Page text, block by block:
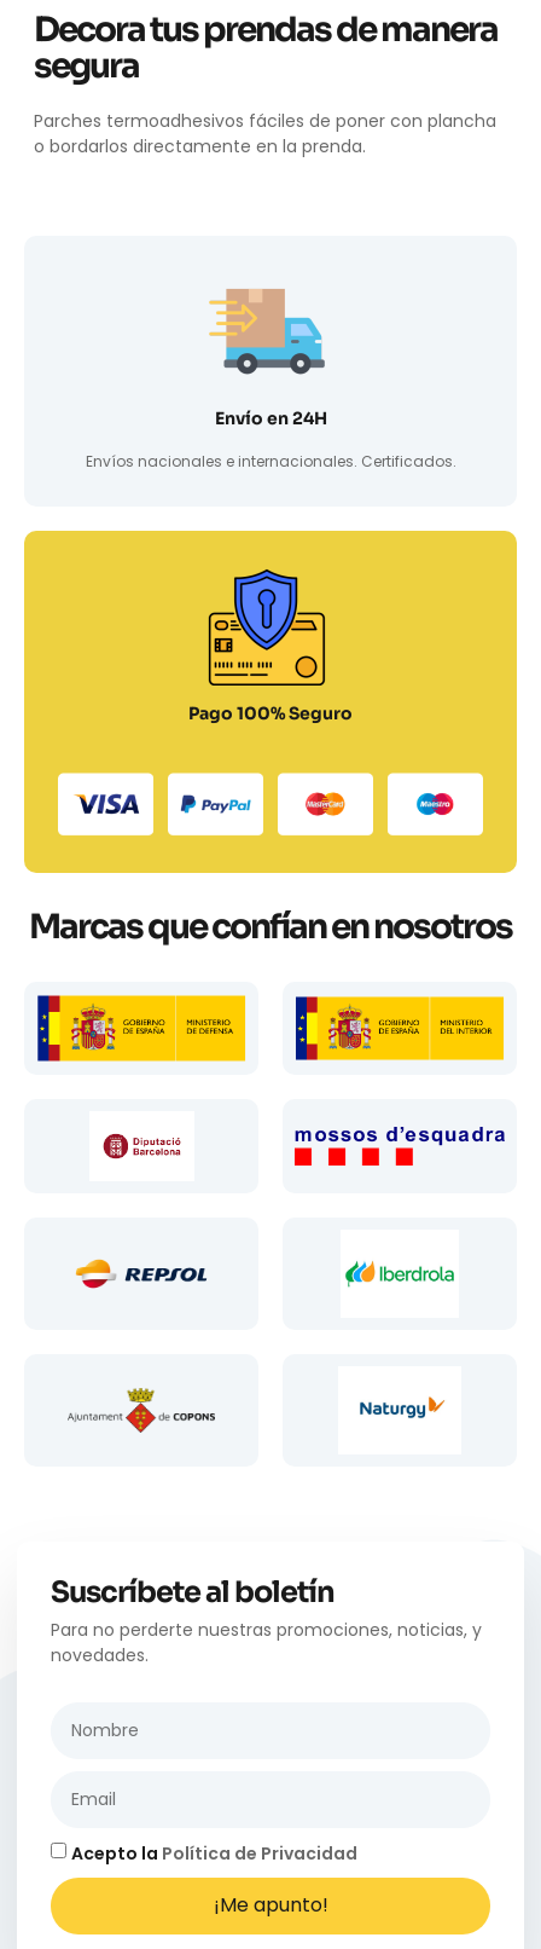
Decora tus prendas de manera
segura
Parches termoadhesivos fáciles de poner con plancha
o bordarlos directamente en la prenda.
Envío en 24H
Envíos nacionales e internacionales. Certificados.
Pago 100% Seguro
Marcas que confían en nosotros
Suscríbete al boletín
Para no perderte nuestras promociones, noticias, y
novedades.
Acepto la Política de Privacidad
¡Me apunto!